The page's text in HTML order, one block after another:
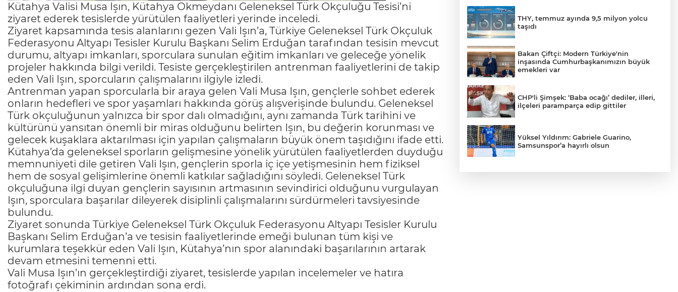
Kütahya Valisi Musa Işın, Kütahya Okmeydanı Geleneksel Türk Okçuluğu Tesisi’ni
ziyaret ederek tesislerde yürütülen faaliyetleri yerinde inceledi.
Ziyaret kapsamında tesis alanlarını gezen Vali Işın’a, Türkiye Geleneksel Türk Okçuluk
Federasyonu Altyapı Tesisler Kurulu Başkanı Selim Erduğan tarafından tesisin mevcut
durumu, altyapı imkanları, sporculara sunulan eğitim imkanları ve geleceğe yönelik
projeler hakkında bilgi verildi. Tesiste gerçekleştirilen antrenman faaliyetlerini de takip
eden Vali Işın, sporcuların çalışmalarını ilgiyle izledi.
Antrenman yapan sporcularla bir araya gelen Vali Musa Işın, gençlerle sohbet ederek
onların hedefleri ve spor yaşamları hakkında görüş alışverişinde bulundu. Geleneksel
Türk okçuluğunun yalnızca bir spor dalı olmadığını, aynı zamanda Türk tarihini ve
kültürünü yansıtan önemli bir miras olduğunu belirten Işın, bu değerin korunması ve
gelecek kuşaklara aktarılması için yapılan çalışmaların büyük önem taşıdığını ifade etti.
Kütahya’da geleneksel sporların gelişmesine yönelik yürütülen faaliyetlerden duyduğu
memnuniyeti dile getiren Vali Işın, gençlerin sporla iç içe yetişmesinin hem fiziksel
hem de sosyal gelişimlerine önemli katkılar sağladığını söyledi. Geleneksel Türk
okçuluğuna ilgi duyan gençlerin sayısının artmasının sevindirici olduğunu vurgulayan
Işın, sporculara başarılar dileyerek disiplinli çalışmalarını sürdürmeleri tavsiyesinde
bulundu.
Ziyaret sonunda Türkiye Geleneksel Türk Okçuluk Federasyonu Altyapı Tesisler Kurulu
Başkanı Selim Erduğan’a ve tesisin faaliyetlerinde emeği bulunan tüm kişi ve
kurumlara teşekkür eden Vali Işın, Kütahya’nın spor alanındaki başarılarının artarak
devam etmesini temenni etti.
Vali Musa Işın’ın gerçekleştirdiği ziyaret, tesislerde yapılan incelemeler ve hatıra
fotoğrafı çekiminin ardından sona erdi.
THY, temmuz ayında 9,5 milyon yolcu
taşıdı
Bakan Çiftçi: Modern Türkiye'nin
inşasında Cumhurbaşkanımızın büyük
emekleri var
CHP'li Şimşek: ‘Baba ocağı’ dediler, illeri,
ilçeleri paramparça edip gittiler
Yüksel Yıldırım: Gabriele Guarino,
Samsunspor’a hayırlı olsun